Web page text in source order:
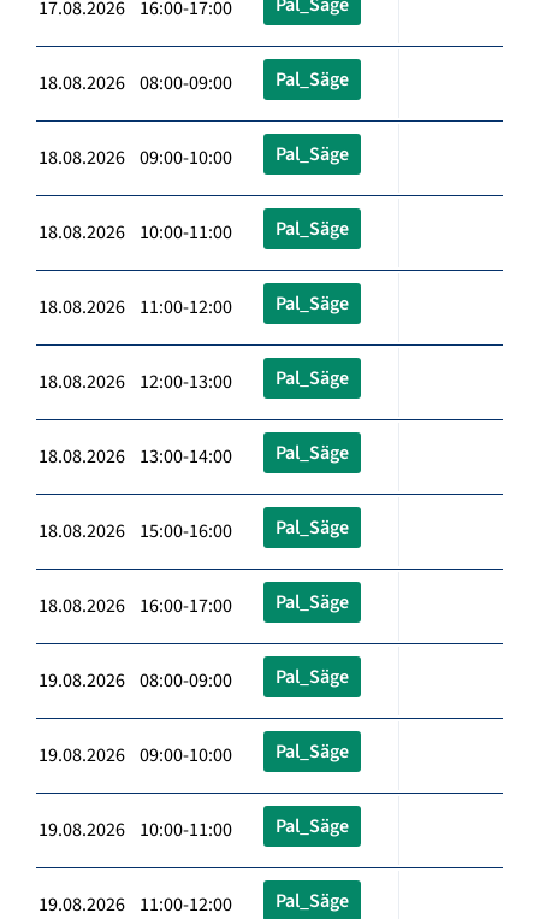
17.08.2026 16:00-17:00
18.08.2026 08:00-09:00 Pal_Säge
18.08.2026 09:00-10:00 Pal_Säge
18.08.2026 10:00-11:00 Pal_Säge
18.08.2026 11:00-12:00 Pal_Säge
18.08.2026 12:00-13:00 Pal_Säge
18.08.2026 13:00-14:00 Pal_Säge
18.08.2026 15:00-16:00 Pal_Säge
18.08.2026 16:00-17:00 Pal_Säge
19.08.2026 08:00-09:00 Pal_Säge
19.08.2026 09:00-10:00 Pal_Säge
19.08.2026 10:00-11:00 Pal_Säge
19.08.2026 11:00-12:00 Pal_Säge